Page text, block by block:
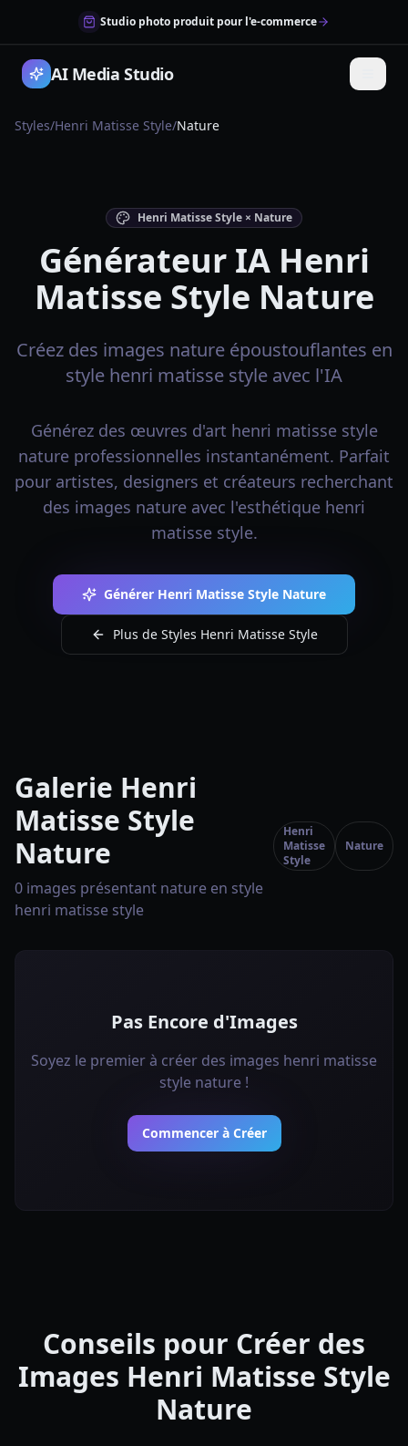
Studio photo produit pour l'e-commerce
AI Media Studio
Styles/Henri Matisse Style/Nature
Henri Matisse Style × Nature
Générateur IA Henri
Matisse Style Nature
Créez des images nature époustouflantes en
style henri matisse style avec l'IA
Générez des œuvres d'art henri matisse style
nature professionnelles instantanément. Parfait
pour artistes, designers et créateurs recherchant
des images nature avec l'esthétique henri
matisse style.
Générer Henri Matisse Style Nature
Plus de Styles Henri Matisse Style
Galerie Henri
Matisse Style
Nature
0 images présentant nature en style
henri matisse style
Henri
Matisse
Style
Nature
Pas Encore d'Images
Soyez le premier à créer des images henri matisse
style nature !
Commencer à Créer
Conseils pour Créer des
Images Henri Matisse Style
Nature